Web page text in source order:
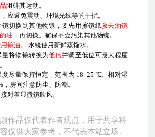
阻碍其运动。
应避免震动、环境光线等的干扰。
镜切换到其他物镜，要先用擦镜纸擦去油镜
油 ，再切换。确保不会污染其他物镜。
镜油 。
水镜使用新鲜蒸馏水。
量将物镜转换为低倍并调至低位可最大程度
度尽量保持恒定，范围为 18 -25 ℃。相对湿
，房间注意防尘、防潮。
对着显微镜吹风。
作品仅代表作者观点，用于共享科
仅供大家参考，不代表本站立场。